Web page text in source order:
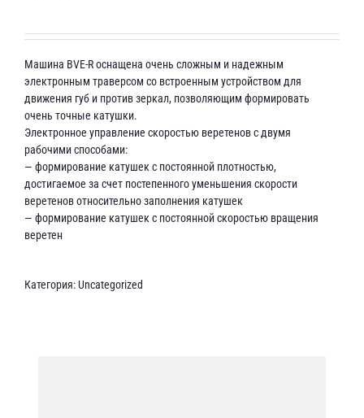
Машина BVE-R оснащена очень сложным и надежным
электронным траверсом со встроенным устройством для
движения губ и против зеркал, позволяющим формировать
очень точные катушки.
Электронное управление скоростью веретенов с двумя
рабочими способами:
— формирование катушек с постоянной плотностью,
достигаемое за счет постепенного уменьшения скорости
веретенов относительно заполнения катушек
— формирование катушек с постоянной скоростью вращения
веретен
Категория:Uncategorized